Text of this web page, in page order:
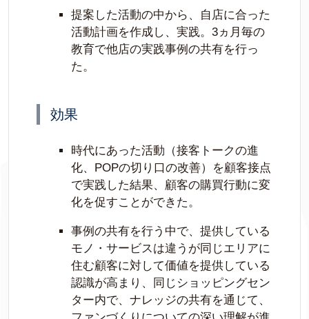
提案した活動の中から、自店に合った
活動計画を作成し、実践。3ヵ月毎の
教育で他店の実践事例の共有を行っ
た。
効果
時代にあった活動（接客トークの進
化、POPの切り口の改善）を顧客接点
で実践した結果、顧客の購買行動に変
化を促すことができた。
事例の共有を行う中で、提供している
モノ・サービスは違うが同じエリアに
住む顧客に対して価値を提供している
認識が高まり、同じショッピングセン
ター内で、ナレッジの共有を通じて、